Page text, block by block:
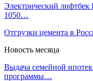
Электрический лифтбек
1050…
Отгрузки цемента в
Новость месяца
Выдача семейной
программы…